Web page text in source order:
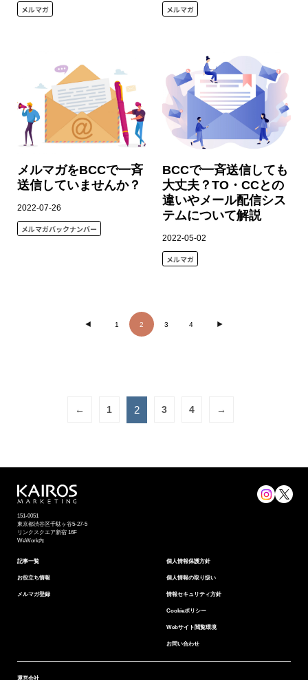
メルマガ メルマガ
メルマガをBCCで一斉
送信していませんか？
2022-07-26
メルマガバックナンバー
BCCで一斉送信しても
大丈夫？TO・CCとの
違いやメール配信シス
テムについて解説
2022-05-02
メルマガ
1 2 3 4
← 1 2 3 4 →
151-0051
東京都渋⾕区千駄ヶ谷5-27-5
リンクスクエア新宿 16F
WeWork内
記事一覧
お役立ち情報
メルマガ登録
個⼈情報保護⽅針
個人情報の取り扱い
情報セキュリティ⽅針
Cookieポリシー
Webサイト閲覧環境
お問い合わせ
運営会社